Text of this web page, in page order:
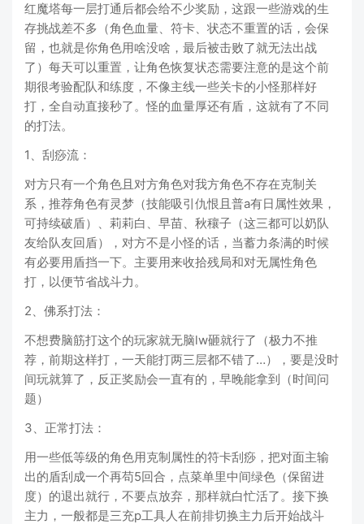
红魔塔每一层打通后都会给不少奖励，这跟一些游戏的生
存挑战差不多（角色血量、符卡、状态不重置的话，会保
留，也就是你角色用啥没啥，最后被击败了就无法出战
了）每天可以重置，让角色恢复状态需要注意的是这个前
期很考验配队和练度，不像主线一些关卡的小怪那样好
打，全自动直接秒了。怪的血量厚还有盾，这就有了不同
的打法。
1、刮痧流：
对方只有一个角色且对方角色对我方角色不存在克制关
系，推荐角色有灵梦（技能吸引仇恨且普a有日属性效果，
可持续破盾）、莉莉白、早苗、秋穰子（这三都可以奶队
友给队友回盾），对方不是小怪的话，当蓄力条满的时候
有必要用盾挡一下。主要用来收拾残局和对无属性角色
打，以便节省战斗力。
2、佛系打法：
不想费脑筋打这个的玩家就无脑lw砸就行了（极力不推
荐，前期这样打，一天能打两三层都不错了…），要是没时
间玩就算了，反正奖励会一直有的，早晚能拿到（时间问
题）
3、正常打法：
用一些低等级的角色用克制属性的符卡刮痧，把对面主输
出的盾刮成一个再苟5回合，点菜单里中间绿色（保留进
度）的退出就行，不要点放弃，那样就白忙活了。接下换
主力，一般都是三充p工具人在前排切换主力后开始战斗